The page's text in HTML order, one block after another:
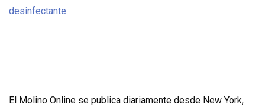
El Molino Online se publica diariamente desde New York,